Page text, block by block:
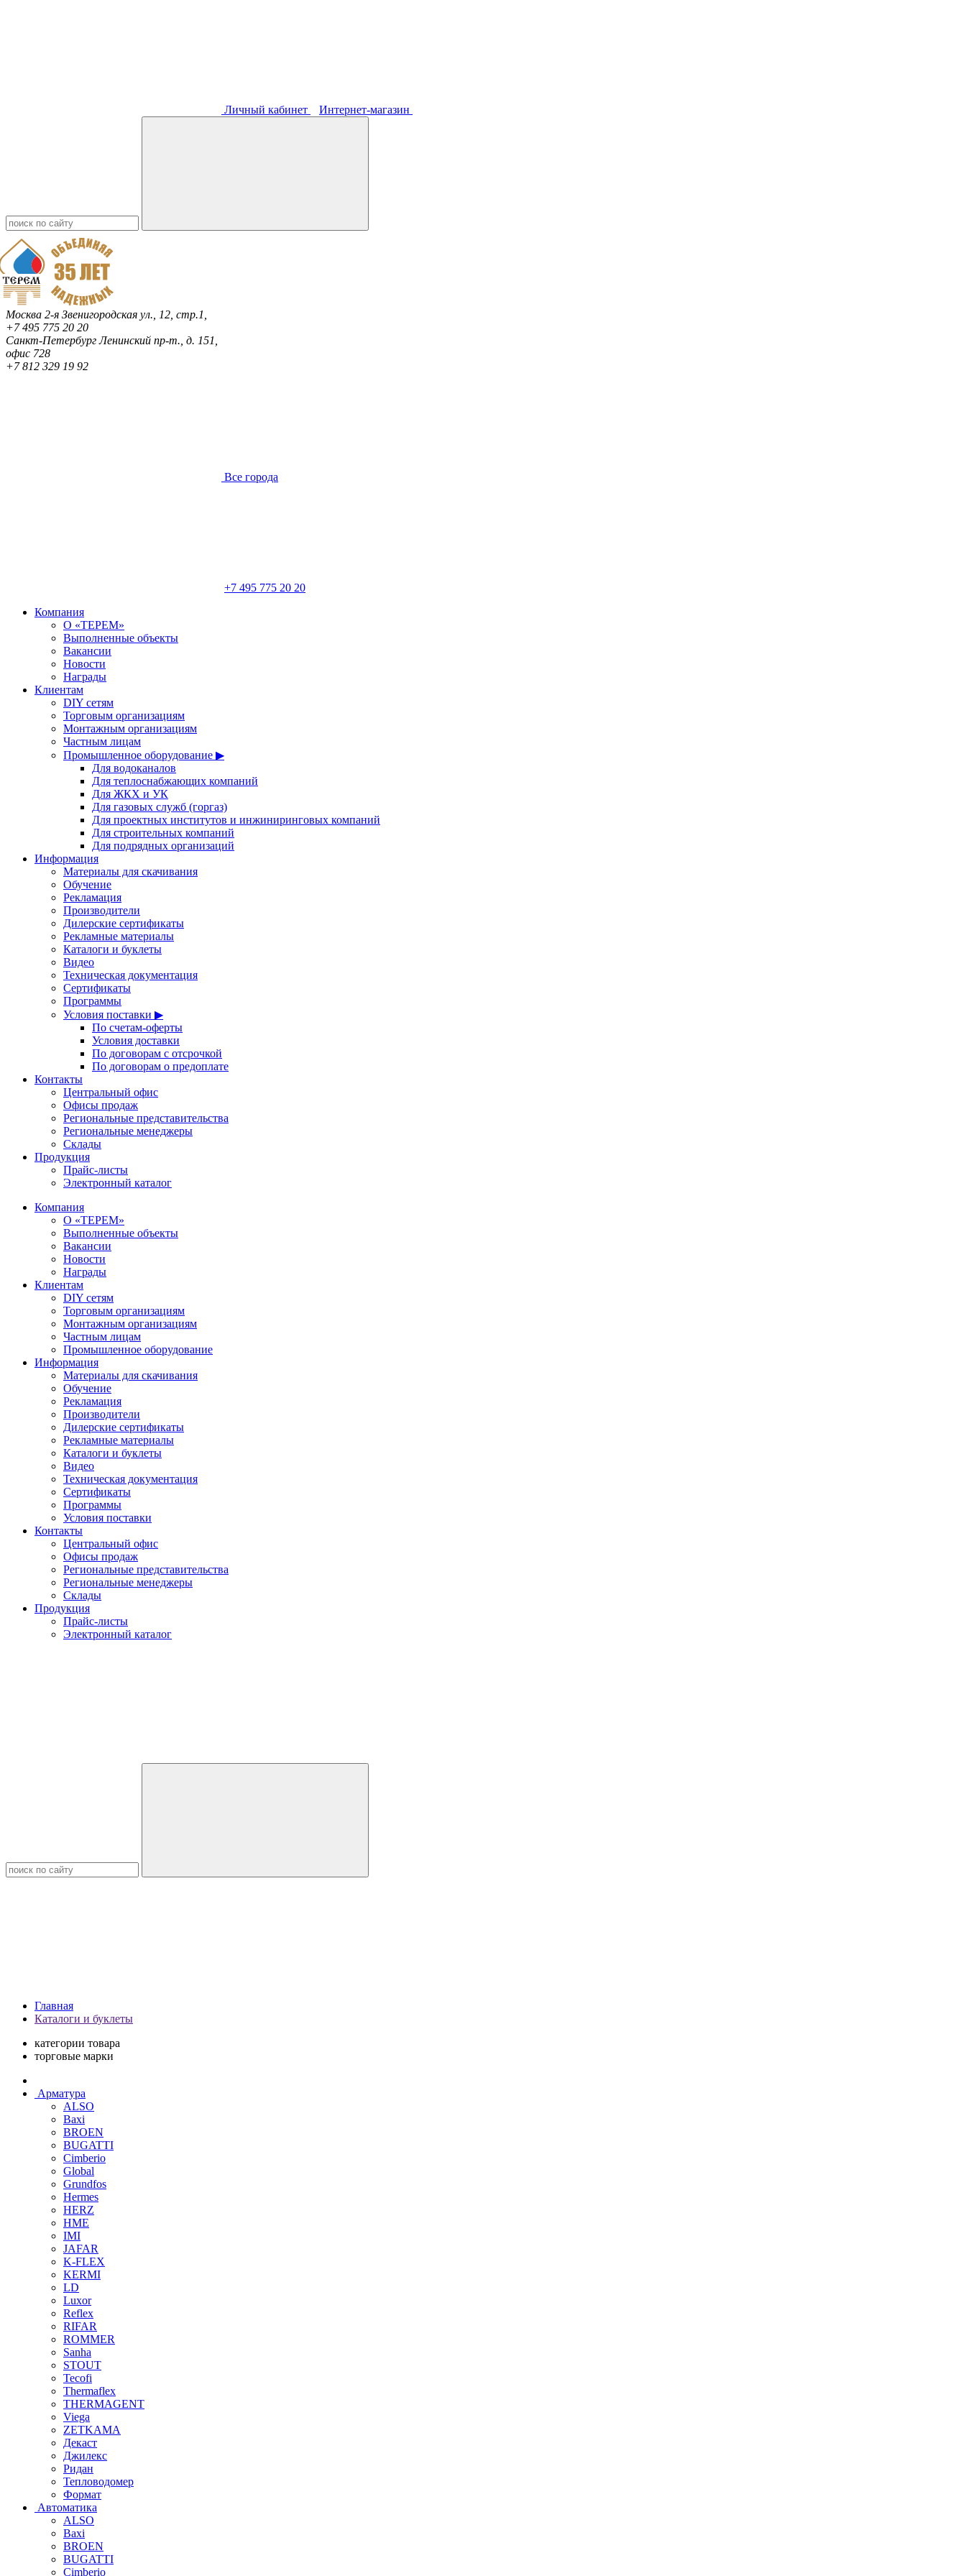
Личный кабинет Интернет-магазин
Москва 2-я Звенигородская ул., 12, стр.1,
+7 495 775 20 20
Санкт-ПетербургЛенинский пр-т., д. 151,
офис 728
+7 812 329 19 92
Все города
+7 495 775 20 20
Компания
О «ТЕРЕМ»
Выполненные объекты
Вакансии
Новости
Награды
Клиентам
DIY сетям
Торговым организациям
Монтажным организациям
Частным лицам
Промышленное оборудование ▶
Для водоканалов
Для теплоснабжающих компаний
Для ЖКХ и УК
Для газовых служб (горгаз)
Для проектных институтов и инжиниринговых компаний
Для строительных компаний
Для подрядных организаций
Информация
Материалы для скачивания
Обучение
Рекламация
Производители
Дилерские сертификаты
Рекламные материалы
Каталоги и буклеты
Видео
Техническая документация
Сертификаты
Программы
Условия поставки ▶
По счетам-оферты
Условия доставки
По договорам с отсрочкой
По договорам о предоплате
Контакты
Центральный офис
Офисы продаж
Региональные представительства
Региональные менеджеры
Склады
Продукция
Прайс-листы
Электронный каталог
Компания
О «ТЕРЕМ»
Выполненные объекты
Вакансии
Новости
Награды
Клиентам
DIY сетям
Торговым организациям
Монтажным организациям
Частным лицам
Промышленное оборудование
Информация
Материалы для скачивания
Обучение
Рекламация
Производители
Дилерские сертификаты
Рекламные материалы
Каталоги и буклеты
Видео
Техническая документация
Сертификаты
Программы
Условия поставки
Контакты
Центральный офис
Офисы продаж
Региональные представительства
Региональные менеджеры
Склады
Продукция
Прайс-листы
Электронный каталог
Главная
Каталоги и буклеты
категории товара
торговые марки
Арматура
ALSO
Baxi
BROEN
BUGATTI
Cimberio
Global
Grundfos
Hermes
HERZ
HME
IMI
JAFAR
K-FLEX
KERMI
LD
Luxor
Reflex
RIFAR
ROMMER
Sanha
STOUT
Tecofi
Thermaflex
THERMAGENT
Viega
ZETKAMA
Декаст
Джилекс
Ридан
Тепловодомер
Формат
Автоматика
ALSO
Baxi
BROEN
BUGATTI
Cimberio